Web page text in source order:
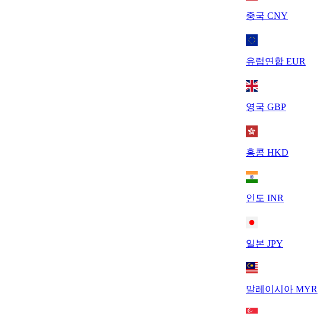
중국 CNY
유럽연합 EUR
영국 GBP
홍콩 HKD
인도 INR
일본 JPY
말레이시아 MYR